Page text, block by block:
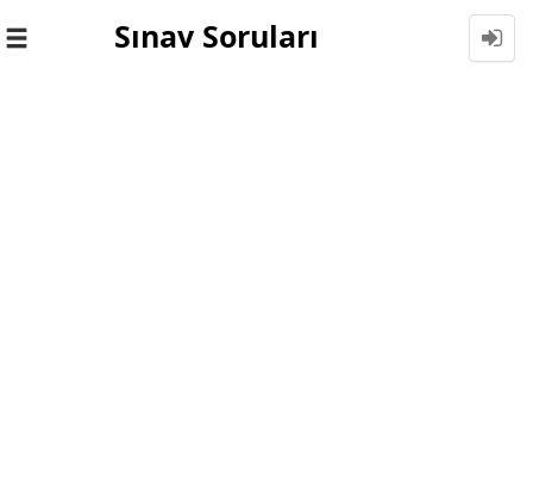
Toggle
Sınav Soruları